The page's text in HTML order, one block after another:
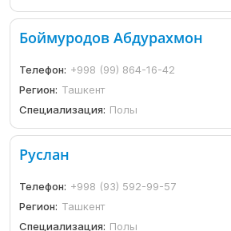
Боймуродов Абдурахмон
Телефон: +998 (99) 864-16-42
Регион: Ташкент
Специализация: Полы
Руслан
Телефон: +998 (93) 592-99-57
Регион: Ташкент
Специализация: Полы